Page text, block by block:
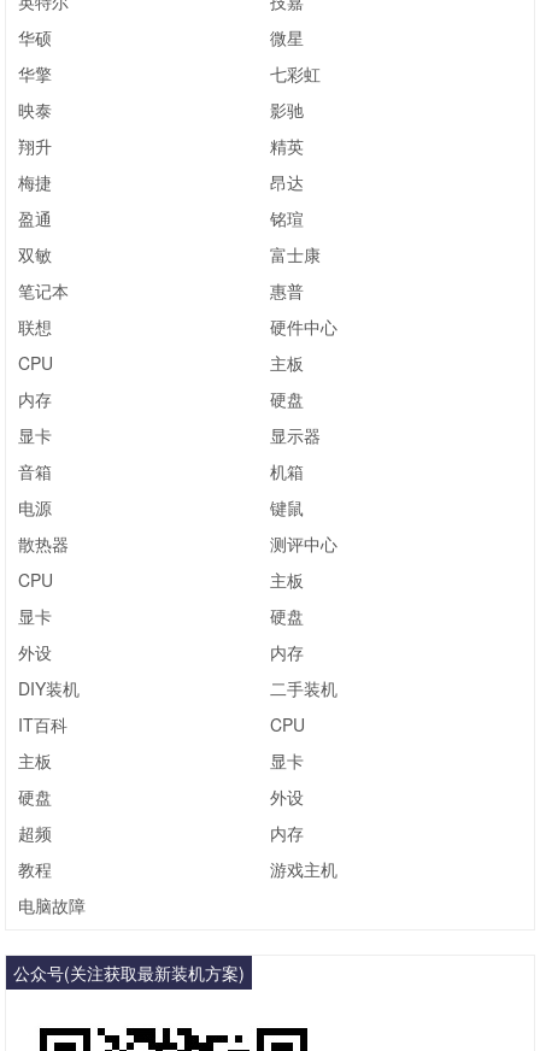
华硕
微星
华擎
七彩虹
映泰
影驰
翔升
精英
梅捷
昂达
盈通
铭瑄
双敏
富士康
笔记本
惠普
联想
硬件中心
CPU
主板
内存
硬盘
显卡
显示器
音箱
机箱
电源
键鼠
散热器
测评中心
CPU
主板
显卡
硬盘
外设
内存
DIY装机
二手装机
IT百科
CPU
主板
显卡
硬盘
外设
超频
内存
教程
游戏主机
电脑故障
公众号(关注获取最新装机方案)